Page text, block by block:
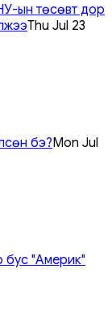
ын төсөвт дор
Thu Jul 23
бэ?Mon Jul
бус "Америк"